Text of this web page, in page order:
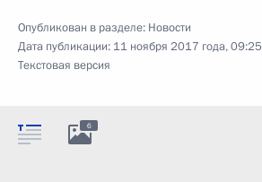
Опубликован в разделе: Новости
Дата публикации: 11 ноября 2017 года, 09:25
Текстовая версия
6